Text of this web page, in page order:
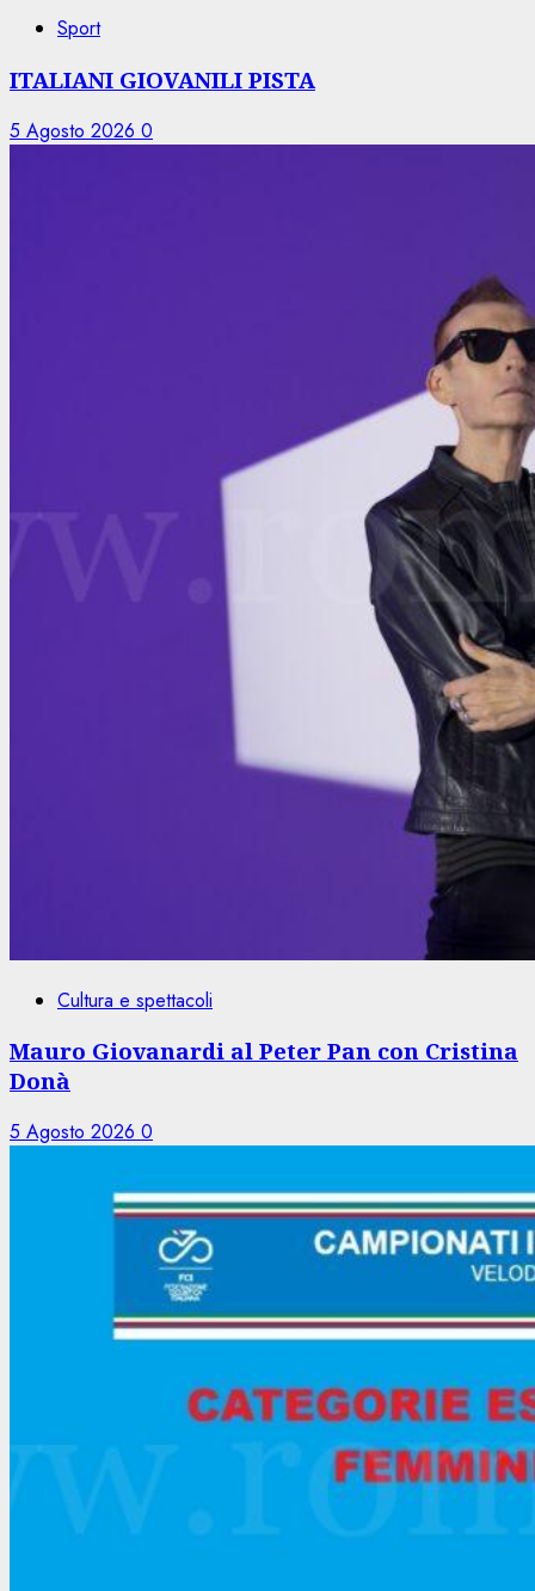
Sport
ITALIANI GIOVANILI PISTA
5 Agosto 2026 0
Cultura e spettacoli
Mauro Giovanardi al Peter Pan con Cristina
Donà
5 Agosto 2026 0